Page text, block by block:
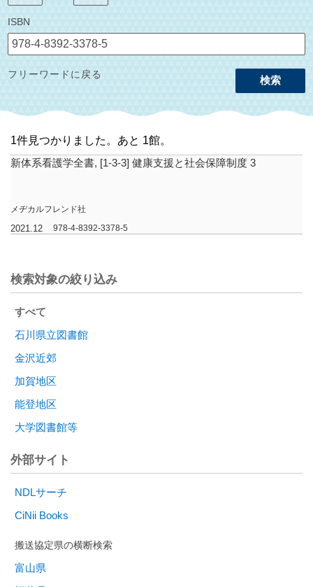
ISBN
検索
フリーワードに戻る
1件見つかりました。あと 1館。
新体系看護学全書, [1-3-3] 健康支援と社会保障制度 3
メヂカルフレンド社
2021.12 978-4-8392-3378-5
検索対象の絞り込み
すべて
石川県立図書館
金沢近郊
加賀地区
能登地区
大学図書館等
外部サイト
NDLサーチ
CiNii Books
富山県